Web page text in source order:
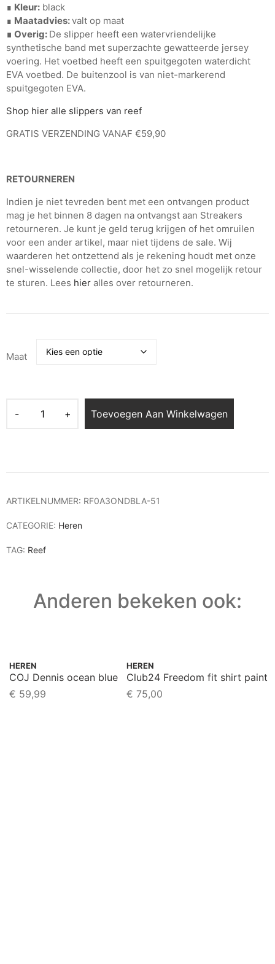
∎ Kleur: black
∎ Maatadvies:valt op maat
∎ Overig: De slipper heeft een watervriendelijke
synthetische band met superzachte gewatteerde jersey
voering. Het voetbed heeft een spuitgegoten waterdicht
EVA voetbed. De buitenzool is van niet-markerend
spuitgegoten EVA.
Shop hier alle slippers van reef
GRATIS VERZENDING VANAF €59,90
RETOURNEREN
Indien je niet tevreden bent met een ontvangen product
mag je het binnen 8 dagen na ontvangst aan Streakers
retourneren. Je kunt je geld terug krijgen of het omruilen
voor een ander artikel, maar niet tijdens de sale. Wij
waarderen het ontzettend als je rekening houdt met onze
snel-wisselende collectie, door het zo snel mogelijk retour
te sturen. Lees hier alles over retourneren.
Maat
Toevoegen Aan Winkelwagen
ARTIKELNUMMER: RF0A3ONDBLA-51
CATEGORIE: Heren
TAG: Reef
Anderen bekeken ook:
HEREN
COJ Dennis ocean blue
€ 59,99
HEREN
Club24 Freedom fit shirt paint
€ 75,00